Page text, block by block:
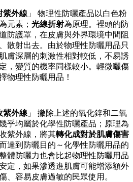
紫外線 」
物理性防曬產品以白色粉
元素； 光線折射為原理。裡頭的防
防護罩，在皮膚與外界環境中間阻
散射出去。由於物理性防曬用品只
膚深層的刺激性相對較低，不易誘
，變質的機率同樣較小。輕微曬傷
物理性防曬用品！
紫外線 」
撇除上述的氧化鋅和二氧
乎均屬於化學性防曬產品；原理為
紫外線，將其轉化成對於肌膚傷害
而達到防曬目的～化學性防曬用品的
體防曬力也會比起物理性防曬用品
定，如果滲透進肌膚可能增添額外
、容易皮膚過敏的民眾使用。